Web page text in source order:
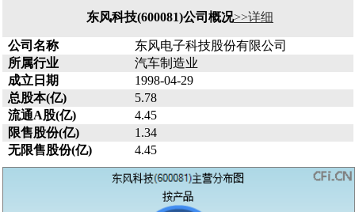
东风科技(600081)公司概况>>详细
公司名称
东风电子科技股份有限公司
所属行业
汽车制造业
成立日期
1998-04-29
总股本(亿)
5.78
流通A股(亿)
4.45
限售股份(亿)
1.34
无限售股份(亿)
4.45